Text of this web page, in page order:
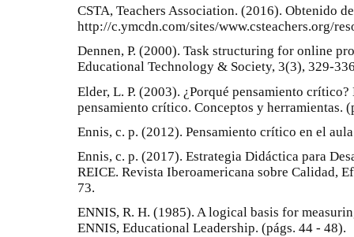
CSTA, Teachers Association. (2016). Obtenido
http://c.ymcdn.com/sites/www.csteachers.org/
Dennen, P. (2000). Task structuring for online
Educational Technology & Society, 3(3), 329-
Elder, L. P. (2003). ¿Porqué pensamiento
pensamiento crítico. Conceptos y herramientas.
Ennis, c. p. (2012). Pensamiento crítico en el
Ennis, c. p. (2017). Estrategia Didáctica para
REICE. Revista Iberoamericana sobre Calidad,
73.
ENNIS, R. H. (1985). A logical basis for
ENNIS, Educational Leadership. (págs. 44 - 48).